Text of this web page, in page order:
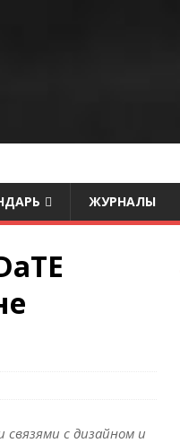
ЖУРНАЛЫ
с дизайном и